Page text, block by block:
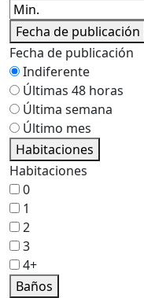
Fecha de publicación
Fecha de publicación
Indiferente
Últimas 48 horas
Última semana
Último mes
Habitaciones
Habitaciones
0
1
2
3
4+
Baños